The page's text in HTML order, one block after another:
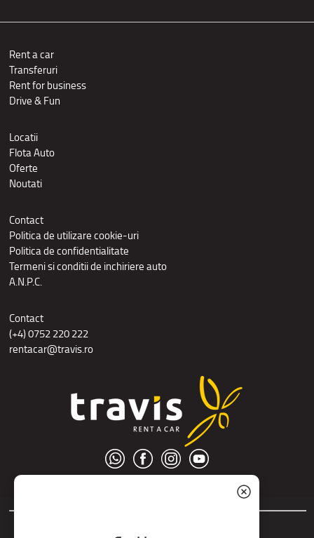
Rent a car
Transferuri
Rent for business
Drive & Fun
Locatii
Flota Auto
Oferte
Noutati
Contact
Politica de utilizare cookie-uri
Politica de confidentialitate
Termeni si conditii de inchiriere auto
A.N.P.C.
Contact
(+4) 0752 220 222
rentacar@travis.ro